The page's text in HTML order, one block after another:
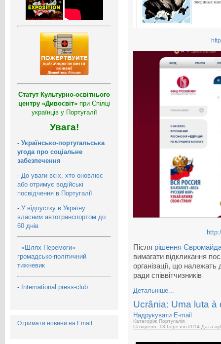
Статут Культурно-освітнього
центру «Дивосвіт» при Спілці
українців у Португалії
Увага!
- Українсько-португальська
угода про соціальне
забезпечення
- До уваги всіх, хто оновлює
або отримує водійські
посвідчення в Португалії
- У відпустку в Україну
власним автотранспортом до
60 днів
- «Шлях Перемоги» -
громадсько-політичний
тижневик
- International press-club
Отримати новини на Email
Після рішення
вимагати відкликання
організації, що належать
ради співвітчизників
Детальніше...
Ucrânia: Uma luta à
Надрукувати E-mail
Категорія: Португалія
Створено: 13 березня 2014 Дата